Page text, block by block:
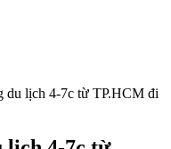
du lịch 4-7c từ TP.HCM đi